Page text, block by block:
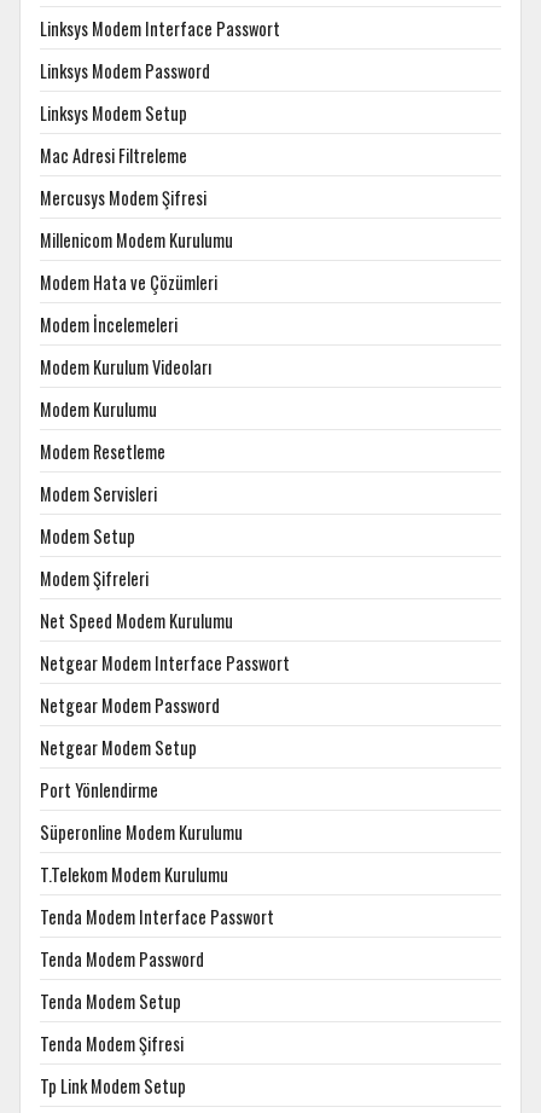
Linksys Modem Interface Passwort
Linksys Modem Password
Linksys Modem Setup
Mac Adresi Filtreleme
Mercusys Modem Şifresi
Millenicom Modem Kurulumu
Modem Hata ve Çözümleri
Modem İncelemeleri
Modem Kurulum Videoları
Modem Kurulumu
Modem Resetleme
Modem Servisleri
Modem Setup
Modem Şifreleri
Net Speed Modem Kurulumu
Netgear Modem Interface Passwort
Netgear Modem Password
Netgear Modem Setup
Port Yönlendirme
Süperonline Modem Kurulumu
T.Telekom Modem Kurulumu
Tenda Modem Interface Passwort
Tenda Modem Password
Tenda Modem Setup
Tenda Modem Şifresi
Tp Link Modem Setup